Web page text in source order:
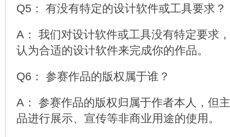
Q5： 有没有特定的设计软件或工具要求？
A： 我们对设计软件或工具没有特定要求
认为合适的设计软件来完成你的作品。
Q6： 参赛作品的版权属于谁？
A： 参赛作品的版权归属于作者本人，但
品进行展示、宣传等非商业用途的使用。